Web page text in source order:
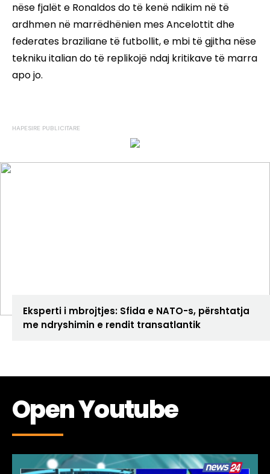
nëse fjalët e Ronaldos do të kenë ndikim në të
ardhmen në marrëdhënien mes Ancelottit dhe
federates braziliane të futbollit, e mbi të gjitha nëse
tekniku italian do të replikojë ndaj kritikave të marra
apo jo.
Eksperti i mbrojtjes: Sfida e NATO-s, përshtatja
me ndryshimin e rendit transatlantik
Open Youtube